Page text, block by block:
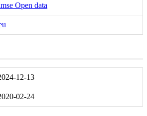
Open data
12-13
02-24